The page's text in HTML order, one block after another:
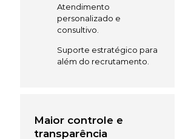
Atendimento
personalizado e
consultivo.
Suporte estratégico para
além do recrutamento.
Maior controle e
transparência